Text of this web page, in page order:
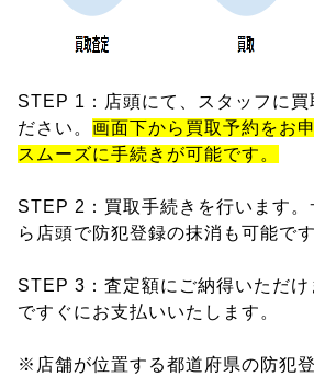
STEP 1：店頭にて、スタッフに買
ださい。 画面下から買取予約をお
スムーズに手続きが可能です。
STEP 2：買取手続きを行います。
ら店頭で防犯登録の抹消も可能で
STEP 3：査定額にご納得いただ
ですぐにお支払いいたします。
※店舗が位置する都道府県の防犯登